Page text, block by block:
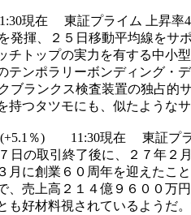
現在 東証プライム 上昇率
発揮、２５日移動平均線をサ
トップの実力を有する中小
テンポラリーボンディング
ブランクス検査装置の独占的
つタツモにも、似たような
(+5.1％) 11:30現在 東証プラ
日の取引終了後に、２７年２
に創業６０周年を迎えたこ
、売上高２１４億９６００
も好材料視されているよ